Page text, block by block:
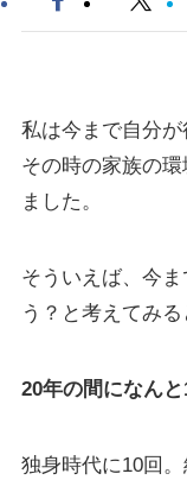
私は今まで自分が
その時の家族の
ました。
そういえば、今
う？と考えてみる
20年の間になんと
独身時代に10回。